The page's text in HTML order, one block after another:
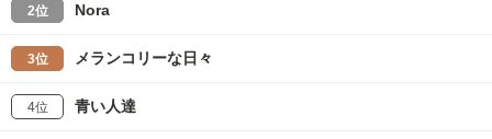
2位 Nora
3位 メランコリーな日々
4位 青い人達